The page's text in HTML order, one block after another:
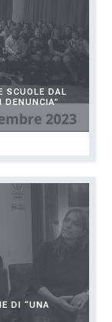
SCUOLE DAL
DENUNCIA”
DI “UNA